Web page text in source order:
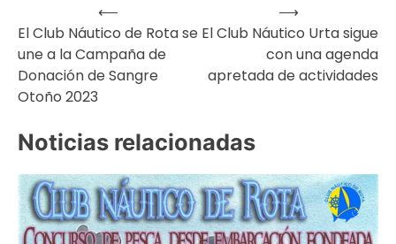
Navegación
de
entradas
⟵
El Club Náutico de Rota se
une a la Campaña de
Donación de Sangre
Otoño 2023
El Club Náutico Urta sigue
con una agenda
apretada de actividades
⟶
Noticias relacionadas